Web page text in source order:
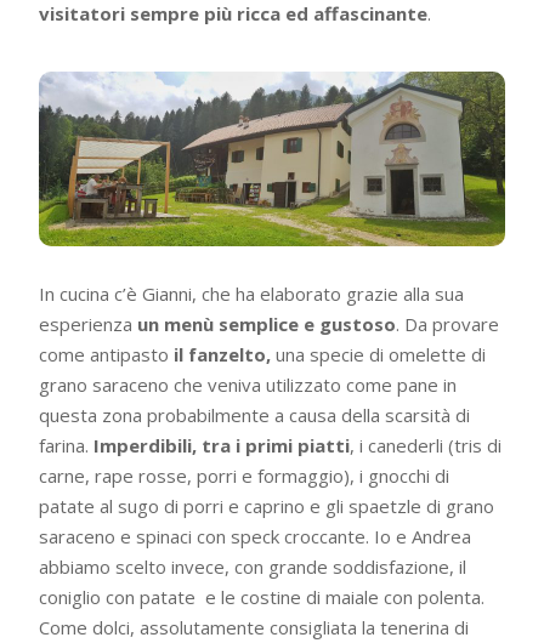
visitatori sempre più ricca ed affascinante.
In cucina c’è Gianni, che ha elaborato grazie alla sua
esperienza un menù semplice e gustoso. Da provare
come antipasto il fanzelto, una specie di omelette di
grano saraceno che veniva utilizzato come pane in
questa zona probabilmente a causa della scarsità di
farina. Imperdibili, tra i primi piatti, i canederli (tris di
carne, rape rosse, porri e formaggio), i gnocchi di
patate al sugo di porri e caprino e gli spaetzle di grano
saraceno e spinaci con speck croccante. Io e Andrea
abbiamo scelto invece, con grande soddisfazione, il
coniglio con patate e le costine di maiale con polenta.
Come dolci, assolutamente consigliata la tenerina di